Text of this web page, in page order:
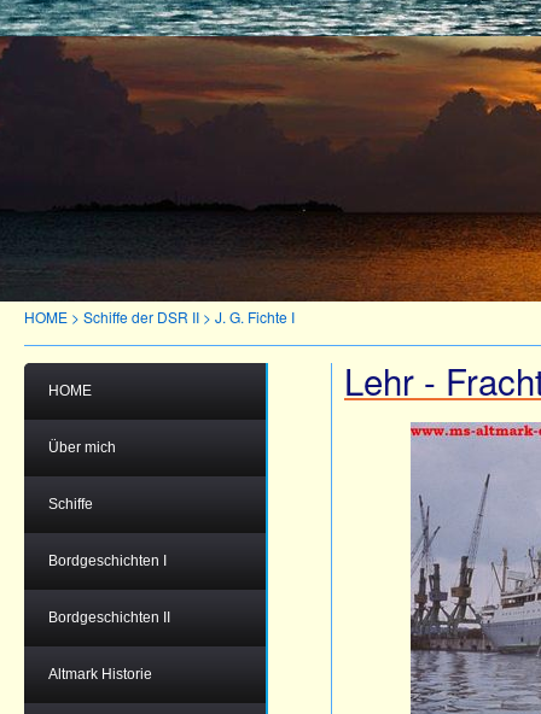
HOME > Schiffe der DSR II > J. G. Fichte I
HOME
Über mich
Schiffe
Bordgeschichten I
Bordgeschichten II
Altmark Historie
Lehr -